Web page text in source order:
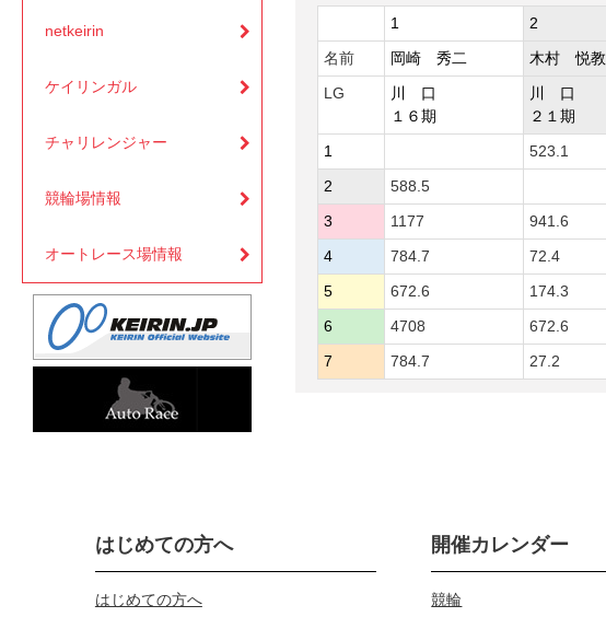
netkeirin
ケイリンガル
チャリレンジャー
競輪場情報
オートレース場情報
1 2
名前
岡崎 秀二 木村 悦教
LG
川 口
１６期
川 口
２１期
1 523.1
2
588.5
3
1177 941.6
4
784.7 72.4
5
672.6 174.3
6
4708 672.6
7
784.7 27.2
はじめての方へ
はじめての方へ
開催カレンダー
競輪